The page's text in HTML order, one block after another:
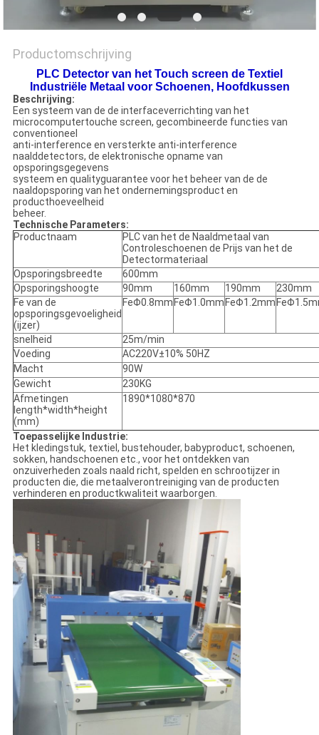
Productomschrijving
PLC Detector van het Touch screen de Textiel
Industriële Metaal voor Schoenen, Hoofdkussen
Beschrijving:
Een systeem van de de interfaceverrichting van het
microcomputertouche screen, gecombineerde functies van
conventioneel
anti-interference en versterkte anti-interference
naalddetectors, de elektronische opname van
opsporingsgegevens
systeem en qualityguarantee voor het beheer van de de
naaldopsporing van het ondernemingsproduct en
producthoeveelheid
beheer.
Technische Parameters:
Productnaam
PLC van het de Naaldmetaal van
Controleschoenen de Prijs van het de
Detectormateriaal
Opsporingsbreedte
600mm
Opsporingshoogte
90mm 160mm 190mm
230mm
Fe van de
opsporingsgevoeligheid
(ijzer)
FeΦ0.8mm FeΦ1.0mm FeΦ1.2mm
snelheid
25m/min
Voeding
AC220V±10% 50HZ
Macht
90W
Gewicht
230KG
Afmetingen
length*width*height
(mm)
1890*1080*870
Toepasselijke Industrie:
Het kledingstuk, textiel, bustehouder, babyproduct, schoenen,
sokken, handschoenen etc., voor het ontdekken van
onzuiverheden zoals naald richt, spelden en schrootijzer in
producten die, die metaalverontreiniging van de producten
verhinderen en productkwaliteit waarborgen.